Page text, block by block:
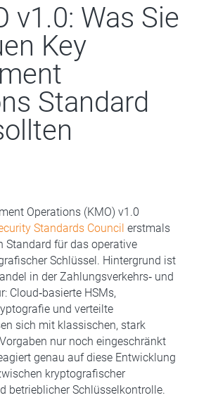
v1.0: Was Sie
Key
Standard
Operations (KMO) v1.0
Standards Council erstmals
Standard für das operative
Schlüssel. Hintergrund ist
in der Zahlungsverkehrs‑ und
Cloud‑basierte HSMs,
und verteilte
sich mit klassischen, stark
nur noch eingeschränkt
genau auf diese Entwicklung
kryptografischer
betrieblicher Schlüsselkontrolle.